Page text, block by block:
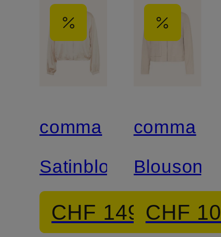
comma
Satinblouson
CHF 149
comma
Blouson
CHF